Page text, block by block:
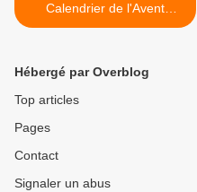
Calendrier de l'Avent
Dammann Jour 22
Hébergé par Overblog
Top articles
Pages
Contact
Signaler un abus